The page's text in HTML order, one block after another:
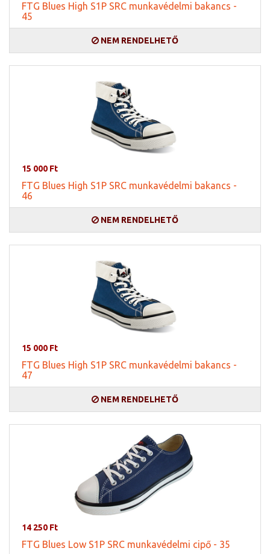
FTG Blues High S1P SRC munkavédelmi bakancs -
45
NEM RENDELHETŐ
15 000 Ft
FTG Blues High S1P SRC munkavédelmi bakancs -
46
NEM RENDELHETŐ
15 000 Ft
FTG Blues High S1P SRC munkavédelmi bakancs -
47
NEM RENDELHETŐ
14 250 Ft
FTG Blues Low S1P SRC munkavédelmi cipő - 35